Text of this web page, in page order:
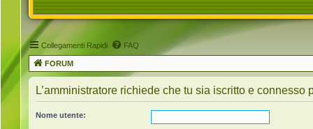
Collegamenti Rapidi FAQ
FORUM
L’amministratore richiede che tu sia iscritto e connesso
Nome utente: